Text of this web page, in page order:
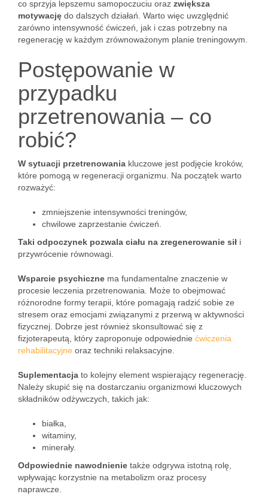
co sprzyja lepszemu samopoczuciu oraz zwiększa
motywację do dalszych działań. Warto więc uwzględnić
zarówno intensywność ćwiczeń, jak i czas potrzebny na
regenerację w każdym zrównoważonym planie treningowym.
Postępowanie w
przypadku
przetrenowania – co
robić?
W sytuacji przetrenowania kluczowe jest podjęcie kroków,
które pomogą w regeneracji organizmu. Na początek warto
rozważyć:
zmniejszenie intensywności treningów,
chwilowe zaprzestanie ćwiczeń.
Taki odpoczynek pozwala ciału na zregenerowanie sił i
przywrócenie równowagi.
Wsparcie psychiczne ma fundamentalne znaczenie w
procesie leczenia przetrenowania. Może to obejmować
różnorodne formy terapii, które pomagają radzić sobie ze
stresem oraz emocjami związanymi z przerwą w aktywności
fizycznej. Dobrze jest również skonsultować się z
fizjoterapeutą, który zaproponuje odpowiednie ćwiczenia
rehabilitacyjne oraz techniki relaksacyjne.
Suplementacja to kolejny element wspierający regenerację.
Należy skupić się na dostarczaniu organizmowi kluczowych
składników odżywczych, takich jak:
białka,
witaminy,
minerały.
Odpowiednie nawodnienie także odgrywa istotną rolę,
wpływając korzystnie na metabolizm oraz procesy
naprawcze.